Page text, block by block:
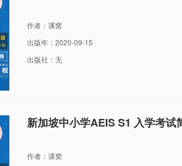
作者：课窝
出版年：2020-09-15
出版社：无
新加坡中小学AEIS S1 入学考试
作者：课窝